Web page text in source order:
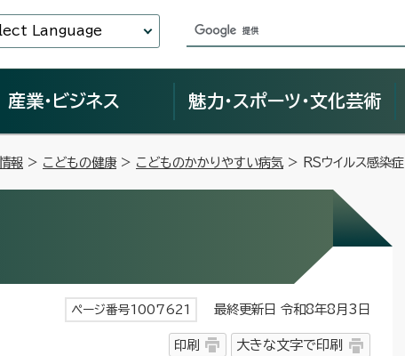
Language
産業・ビジネス 魅力・スポーツ・文化芸術
報 > こどもの健康> こどものかかりやすい病気 > RSウイルス感染症
ページ番号1007621 最終更新日 令和8年8月3日
印刷 大きな文字で印刷